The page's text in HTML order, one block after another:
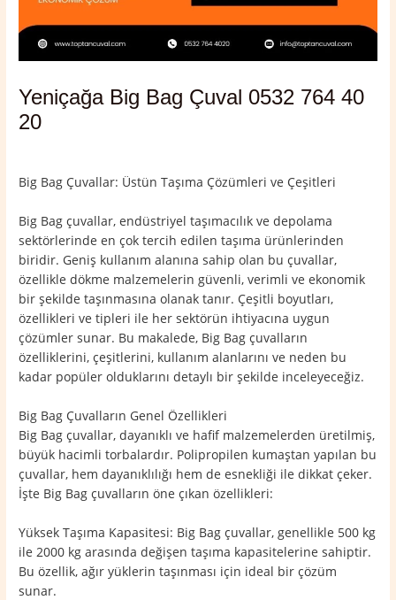
Yeniçağa Big Bag Çuval 0532 764 40
20
Big Bag Çuvallar: Üstün Taşıma Çözümleri ve Çeşitleri
Big Bag çuvallar, endüstriyel taşımacılık ve depolama
sektörlerinde en çok tercih edilen taşıma ürünlerinden
biridir. Geniş kullanım alanına sahip olan bu çuvallar,
özellikle dökme malzemelerin güvenli, verimli ve ekonomik
bir şekilde taşınmasına olanak tanır. Çeşitli boyutları,
özellikleri ve tipleri ile her sektörün ihtiyacına uygun
çözümler sunar. Bu makalede, Big Bag çuvalların
özelliklerini, çeşitlerini, kullanım alanlarını ve neden bu
kadar popüler olduklarını detaylı bir şekilde inceleyeceğiz.
Big Bag Çuvalların Genel Özellikleri
Big Bag çuvallar, dayanıklı ve hafif malzemelerden üretilmiş,
büyük hacimli torbalardır. Polipropilen kumaştan yapılan bu
çuvallar, hem dayanıklılığı hem de esnekliği ile dikkat çeker.
İşte Big Bag çuvalların öne çıkan özellikleri:
Yüksek Taşıma Kapasitesi: Big Bag çuvallar, genellikle 500 kg
ile 2000 kg arasında değişen taşıma kapasitelerine sahiptir.
Bu özellik, ağır yüklerin taşınması için ideal bir çözüm
sunar.